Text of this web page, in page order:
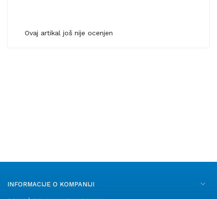
Ovaj artikal još nije ocenjen
INFORMACIJE O KOMPANIJI